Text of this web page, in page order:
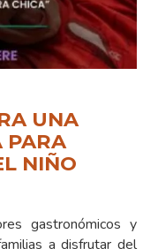
UNA
PARA
NIÑO
gastronómicos y
a disfrutar del